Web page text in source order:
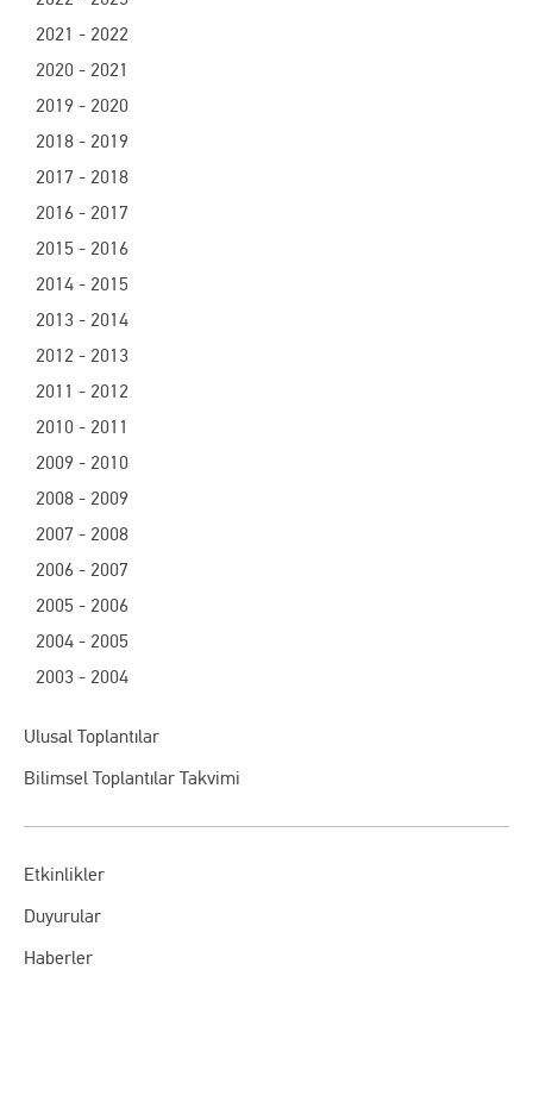
2021 - 2022
2020 - 2021
2019 - 2020
2018 - 2019
2017 - 2018
2016 - 2017
2015 - 2016
2014 - 2015
2013 - 2014
2012 - 2013
2011 - 2012
2010 - 2011
2009 - 2010
2008 - 2009
2007 - 2008
2006 - 2007
2005 - 2006
2004 - 2005
2003 - 2004
Ulusal Toplantılar
Bilimsel Toplantılar Takvimi
Etkinlikler
Duyurular
Haberler